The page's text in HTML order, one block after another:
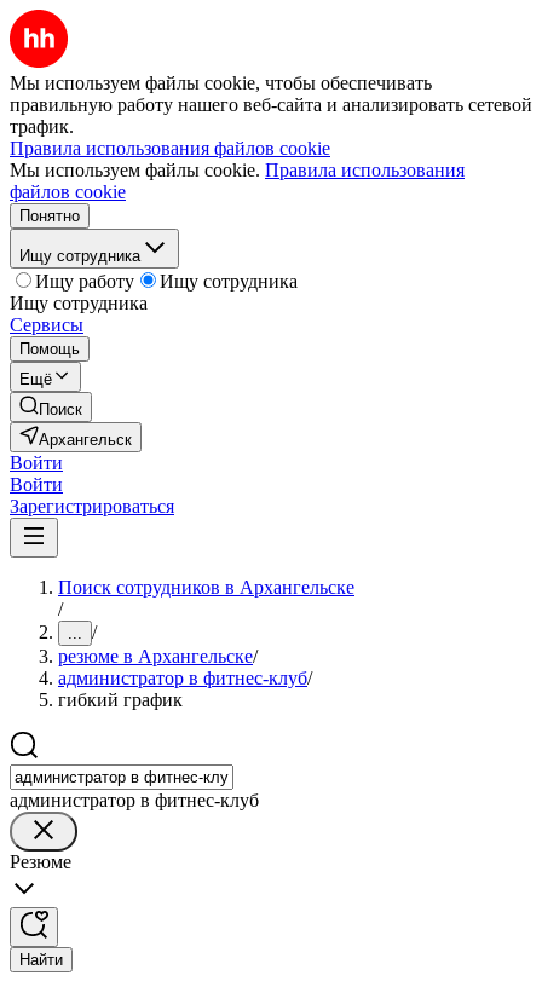
Мы используем файлы cookie, чтобы обеспечивать
правильную работу нашего веб-сайта и анализировать сетевой
трафик.
Правила использования файлов cookie
Мы используем файлы cookie. Правила использования
файлов cookie
Понятно
Ищу сотрудника
Ищу работу
Ищу сотрудника
Ищу сотрудника
Сервисы
Помощь
Ещё
Поиск
Архангельск
Войти
Войти
Зарегистрироваться
Поиск сотрудников в Архангельске
/
... /
резюме в Архангельске/
администратор в фитнес-клуб/
гибкий график
администратор в фитнес-клуб
Резюме
Найти